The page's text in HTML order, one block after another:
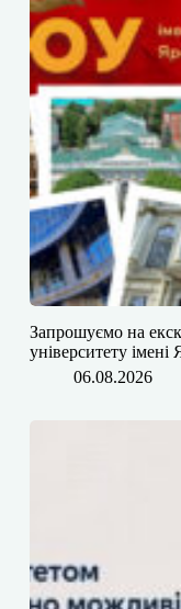
​​Запрошуємо на
університету
06.08.2026